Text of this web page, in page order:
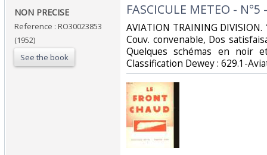
‎NON PRECISE‎
Reference : RO30023853
(1952)
See the book
‎FASCICULE METEO -
‎AVIATION TRAINING
Couv. convenable, Dos
Quelques schémas en noir
Classification Dewey : 629.1-